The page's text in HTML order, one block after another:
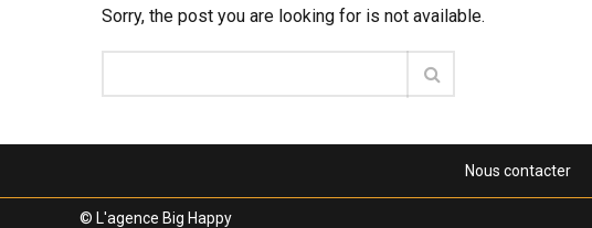
Sorry, the post you are looking for is not available.
Nous contacter
© L'agence Big Happy